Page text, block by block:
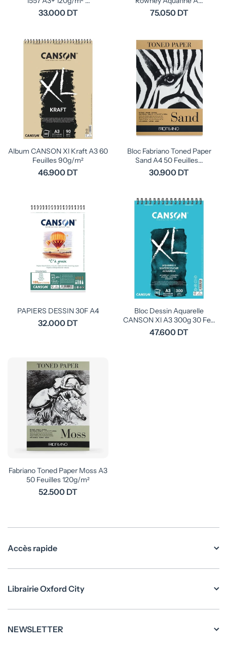
33.000 DT 75.050 DT
Album CANSON Xl Kraft A3 60
Feuilles 90g/m²
46.900 DT
Bloc Fabriano Toned Paper
Sand A4 50 Feuilles...
30.900 DT
PAPIERS DESSIN 30F A4
32.000 DT
Bloc Dessin Aquarelle
CANSON Xl A3 300g 30 Fe...
47.600 DT
Fabriano Toned Paper Moss A3
50 Feuilles 120g/m²
52.500 DT
Accès rapide
Librairie Oxford City
NEWSLETTER